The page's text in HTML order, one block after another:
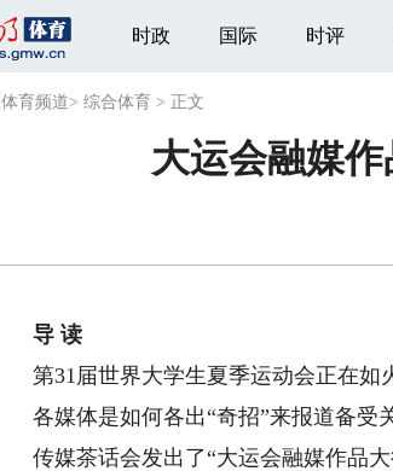
时政 国际 时评
体育频道> 综合体育 > 正文
大运会融媒
导 读
第31届世界大学生夏季运动会正在如
各媒体是如何各出“奇招”来报道备受
传媒茶话会发出了“大运会融媒作品大